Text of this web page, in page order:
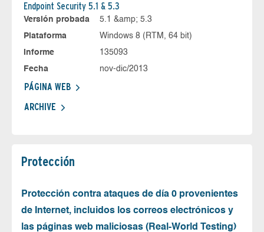
Endpoint Security 5.1 & 5.3
Versión probada
5.1 &amp; 5.3
Plataforma
Windows 8 (RTM, 64 bit)
Informe
135093
Fecha
nov-dic/2013
PÁGINA WEB
ARCHIVE
Protección
Protección contra ataques de día 0 provenientes
de Internet, incluidos los correos electrónicos y
las páginas web maliciosas (Real-World Testing)